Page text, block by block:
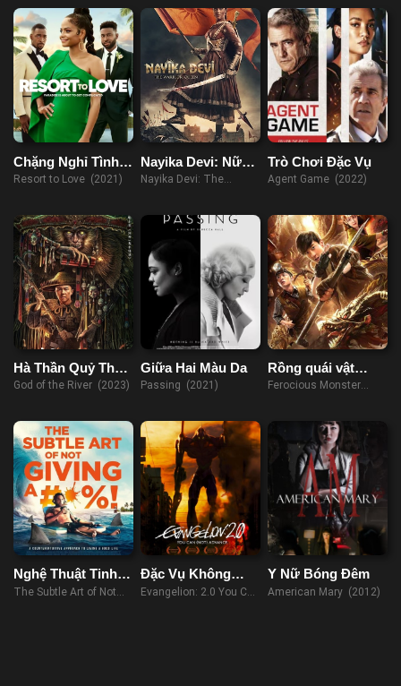
Chặng Nghỉ Tình
Yêu
Resort to Love (2021)
Nayika Devi: Nữ
Hoàng Chiến Binh
Nayika Devi: The
Trò Chơi Đặc Vụ
Agent Game (2022)
Hà Thần Quỷ Thủy
Quái Đàm
God of the River (2023)
Giữa Hai Màu Da
Passing (2021)
Rồng quái vật
hung dữ
Ferocious Monster
Nghệ Thuật Tinh
Tế Của Việc Đếch
The Subtle Art of Not
Đặc Vụ Không
Gian: Không Lùi
Evangelion: 2.0 You Can
Y Nữ Bóng Đêm
American Mary (2012)